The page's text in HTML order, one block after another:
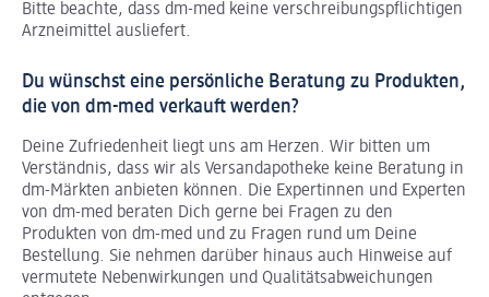
Bitte beachte, dass dm-med keine verschreibungspflichtigen
Arzneimittel ausliefert.
Du wünschst eine persönliche Beratung zu Produkten,
die von dm-med verkauft werden?
Deine Zufriedenheit liegt uns am Herzen. Wir bitten um
Verständnis, dass wir als Versandapotheke keine Beratung in
dm-Märkten anbieten können. Die Expertinnen und Experten
von dm-med beraten Dich gerne bei Fragen zu den
Produkten von dm-med und zu Fragen rund um Deine
Bestellung. Sie nehmen darüber hinaus auch Hinweise auf
vermutete Nebenwirkungen und Qualitätsabweichungen